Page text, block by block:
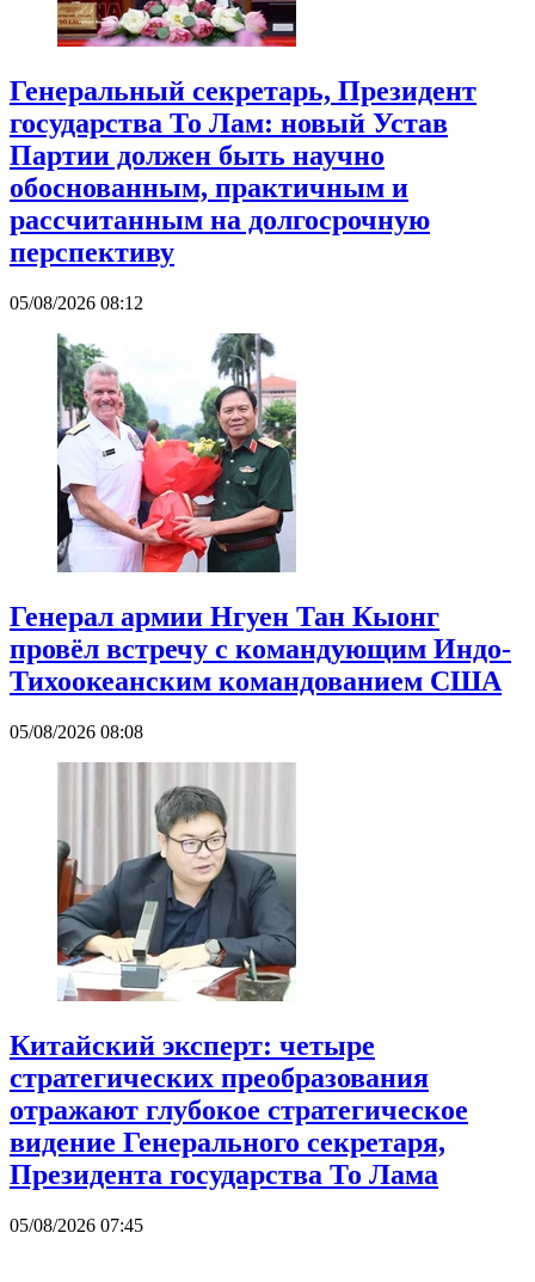
Генеральный секретарь, Президент
государства То Лам: новый Устав
Партии должен быть научно
обоснованным, практичным и
рассчитанным на долгосрочную
перспективу
05/08/2026 08:12
Генерал армии Нгуен Тан Кыонг
провёл встречу с командующим Индо-
Тихоокеанским командованием США
05/08/2026 08:08
Китайский эксперт: четыре
стратегических преобразования
отражают глубокое стратегическое
видение Генерального секретаря,
Президента государства То Лама
05/08/2026 07:45